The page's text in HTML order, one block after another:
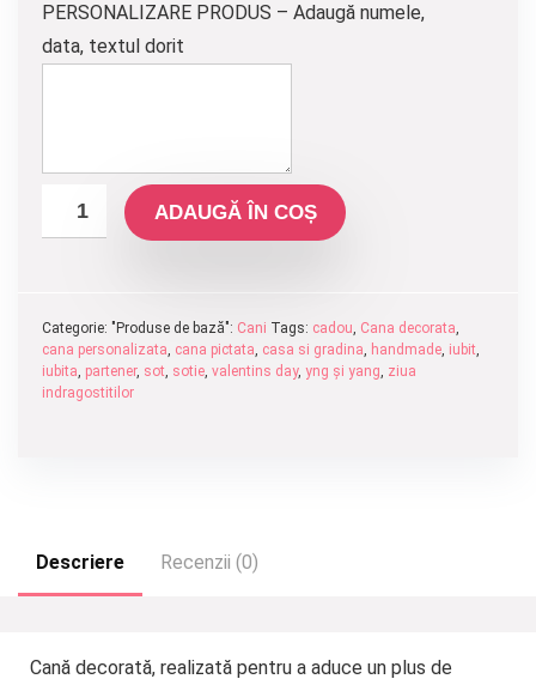
PERSONALIZARE PRODUS – Adaugă numele,
data, textul dorit
ADAUGĂ ÎN COȘ
Categorie: "Produse de bază": Cani Tags: cadou, Cana decorata,
cana personalizata, cana pictata, casa si gradina, handmade, iubit,
iubita, partener, sot, sotie, valentins day, yng și yang, ziua
indragostitilor
Descriere Recenzii (0)
Cană decorată, realizată pentru a aduce un plus de